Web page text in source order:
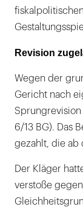
Revision
Wegen der
Gericht nach
Sprungrevision
6/13 BG). Das
gezahlt, die ab
Der Kläger
verstoße